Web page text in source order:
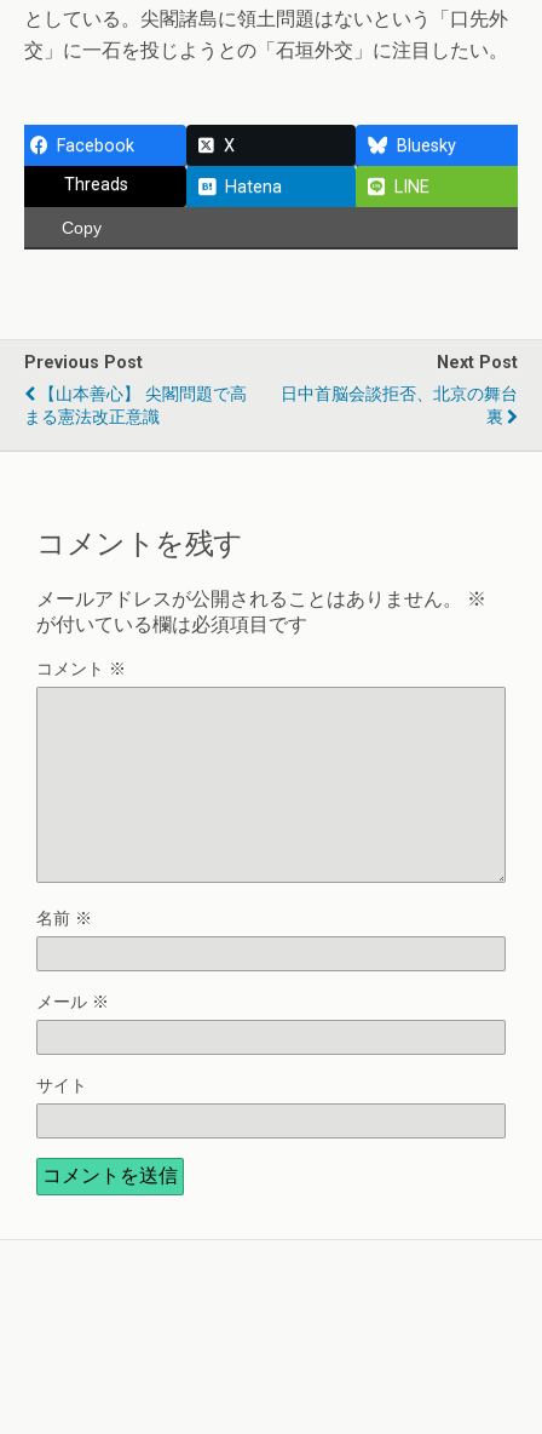
としている。尖閣諸島に領土問題はないという「口先外
交」に一石を投じようとの「石垣外交」に注目したい。
Facebook X
Bluesky
Threads
Hatena LINE
Copy
Previous Post
【山本善心】 尖閣問題で高
まる憲法改正意識
Next Post
日中首脳会談拒否、北京の舞台
裏
コメントを残す
メールアドレスが公開されることはありません。
※
が付いている欄は必須項目です
コメント ※
名前 ※
メール ※
サイト